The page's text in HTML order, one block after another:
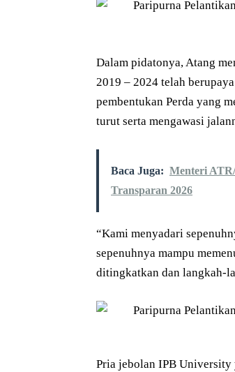
Dalam pidatonya, Atang
2019 – 2024 telah
pembentukan Perda yang
turut serta mengawasi
Baca Juga: Menteri
Transparan 2026
“Kami menyadari
sepenuhnya mampu
ditingkatkan dan langkah-
Pria jebolan IPB